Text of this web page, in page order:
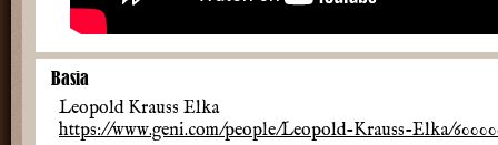
Basia
Leopold Krauss Elka
https://www.geni.com/people/Leopold-Krauss-Elka/